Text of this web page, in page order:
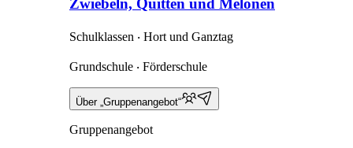
Zwiebeln, Quitten und Melonen
Schulklassen ‧ Hort und Ganztag
Grundschule ‧ Förderschule
Über „Gruppenangebot“
Gruppenangebot